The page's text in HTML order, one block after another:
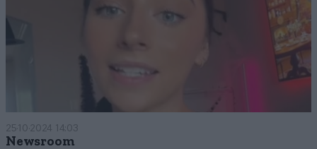
25·10·2024 14:03
Newsroom